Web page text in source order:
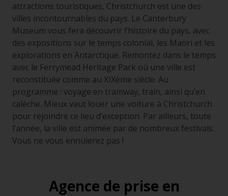
attractions touristiques, Christchurch est une des
villes incontournables du pays. Le Canterbury
Museum vous fera découvrir l’histoire du pays, avec
des expositions sur le temps colonial, les Maori et les
explorations en Antarctique. Remontez dans le temps
avec le Ferrymead Heritage Park où une ville est
reconstituée comme au XIXème siècle. Au
programme : voyage en tramway, train, ainsi qu’en
calèche. Mieux vaut louer une voiture à Christchurch
pour rejoindre ce lieu d’exception. Par ailleurs, toute
l’année, la ville est animée par de nombreux festivals.
Vous ne vous ennuierez pas !
Agence de prise en